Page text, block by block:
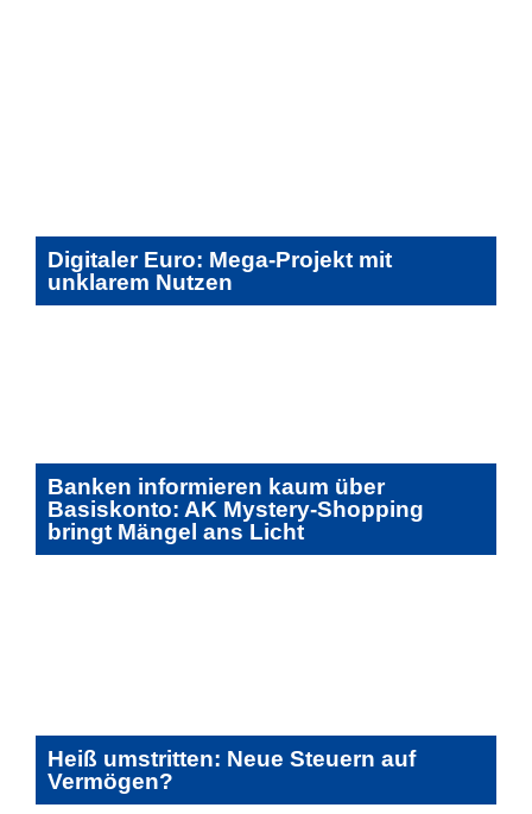
Digitaler Euro: Mega-Projekt mit
unklarem Nutzen
Banken informieren kaum über
Basiskonto: AK Mystery-Shopping
bringt Mängel ans Licht
Heiß umstritten: Neue Steuern auf
Vermögen?